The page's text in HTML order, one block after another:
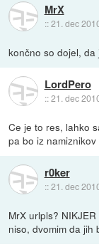
MrX
::21. dec
končno so dojel, da
LordPero
::21. dec
Ce je to res, lahko
pa bo iz
r0ker
::21. dec
MrX urlpls?
niso, dvomim da jih